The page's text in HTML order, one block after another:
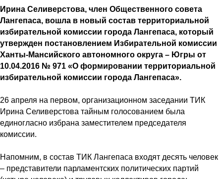
Ирина Селиверстова, член Общественного совета
Лангепаса, вошла в новый состав территориальной
избирательной комиссии города Лангепаса, который
утвержден постановлением Избирательной комиссии
Ханты-Мансийского автономного округа – Югры от
10.04.2016 № 971 «О формировании территориальной
избирательной комиссии города Лангепаса».
26 апреля на первом, организационном заседании ТИК
Ирина Селиверстова тайным голосованием была
единогласно избрана заместителем председателя
комиссии.
Напомним, в состав ТИК Лангепаса входят десять человек
– представители парламентских политических партий